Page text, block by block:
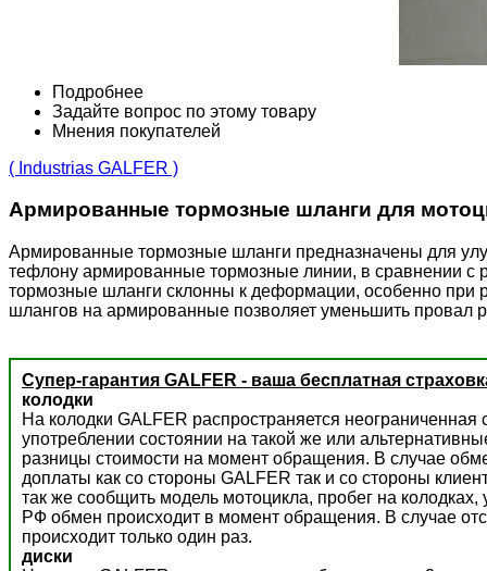
Подробнее
Задайте вопрос по этому товару
Мнения покупателей
( Industrias GALFER )
Армированные тормозные шланги для
Армированные тормозные шланги предназначены для
тефлону армированные тормозные линии, в сравнении
тормозные шланги склонны к деформации, особенно при
шлангов на армированные позволяет уменьшить провал
Супер-гарантия GALFER - ваша бесплатная
колодки
На колодки GALFER распространяется
употреблении состоянии на такой же или
разницы стоимости на момент обращения. В случае
доплаты как со стороны GALFER так и со стороны
так же сообщить модель мотоцикла, пробег на
РФ обмен происходит в момент обращения. В случае
происходит только один раз.
диски